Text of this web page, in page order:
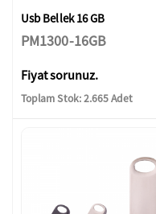
Usb Bellek 16 GB
PM1300-16GB
Fiyat sorunuz.
Toplam Stok: 2.665 Adet